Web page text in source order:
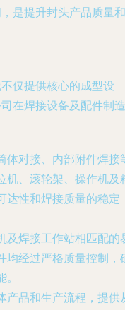
是提升封头产品质量和
仅提供核心的成型设
在焊接设备及配件制造
体对接、内部附件焊接
机、滚轮架、操作机及
达性和焊接质量的稳定
及焊接工作站相匹配的
均经过严格质量控制，
产品和生产流程，提供